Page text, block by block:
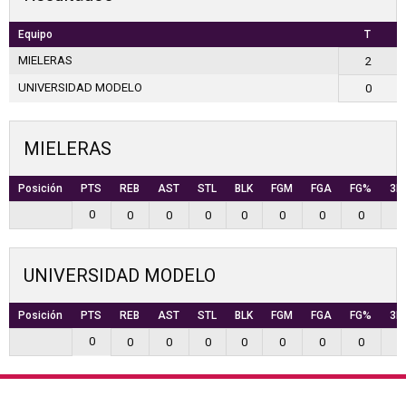
Equipo T
MIELERAS
2
UNIVERSIDAD MODELO
0
MIELERAS
Posición PTS REB AST STL BLK FGM FGA FG%
0 0 0 0 0 0 0 0
UNIVERSIDAD MODELO
Posición PTS REB AST STL BLK FGM FGA FG%
0 0 0 0 0 0 0 0